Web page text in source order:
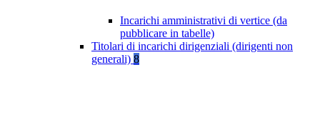
Incarichi amministrativi di vertice (da
pubblicare in tabelle)
Titolari di incarichi dirigenziali (dirigenti non
generali) 8